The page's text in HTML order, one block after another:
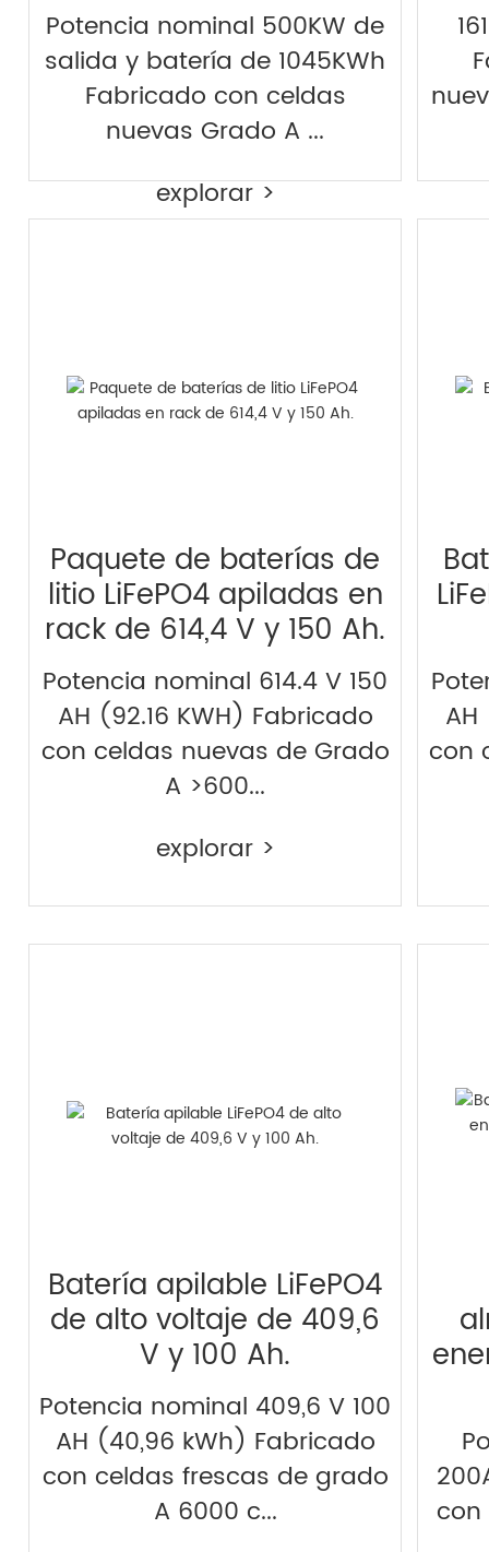
Potencia nominal 500KW de
salida y batería de 1045KWh
Fabricado con celdas
nuevas Grado A ...
explorar >
Paquete de baterías de
litio LiFePO4 apiladas en
rack de 614,4 V y 150 Ah.
Potencia nominal 614.4 V 150
AH (92.16 KWH) Fabricado
con celdas nuevas de Grado
A >600...
explorar >
con
Batería apilable LiFePO4
de alto voltaje de 409,6
V y 100 Ah.
Potencia nominal 409,6 V 100
AH (40,96 kWh) Fabricado
con celdas frescas de grado
A 6000 c...